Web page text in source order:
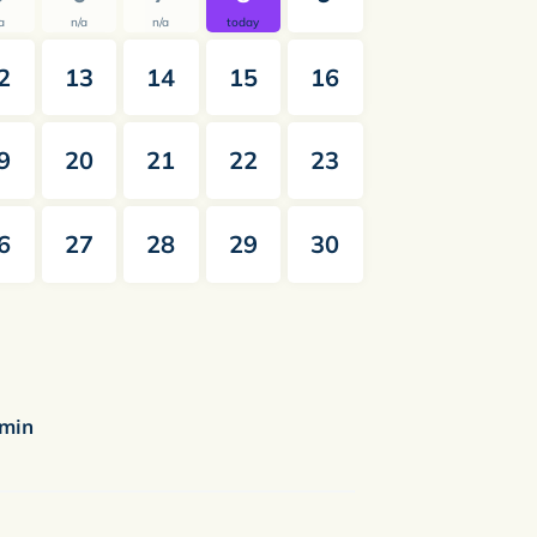
n/a n/a today
13 14 15 16
20 21 22 23
27 28 29 30